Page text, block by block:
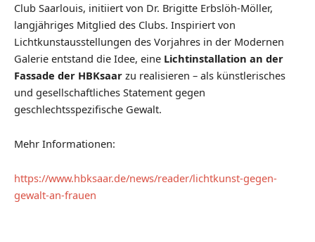
Club Saarlouis, initiiert von Dr. Brigitte Erbslöh-Möller,
langjähriges Mitglied des Clubs. Inspiriert von
Lichtkunstausstellungen des Vorjahres in der Modernen
Galerie entstand die Idee, eine Lichtinstallation an der
Fassade der HBKsaar zu realisieren – als künstlerisches
und gesellschaftliches Statement gegen
geschlechtsspezifische Gewalt.
Mehr Informationen:
https://www.hbksaar.de/news/reader/lichtkunst-gegen-
gewalt-an-frauen